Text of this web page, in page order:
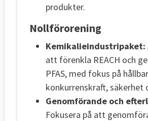
produkter.
Nollförorening
Kemikalieindustripaket:
att förenkla REACH och
PFAS, med fokus på
konkurrenskraft, säkerhet
Genomförande och
Fokusera på att